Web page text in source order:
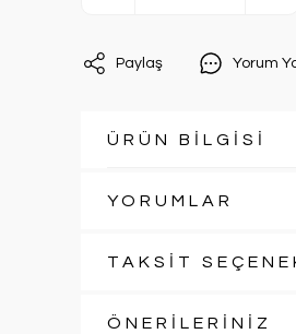
Paylaş Yorum
ÜRÜN BİLGİSİ
YORUMLAR
TAKSİT
ÖNERİLERİNİZ